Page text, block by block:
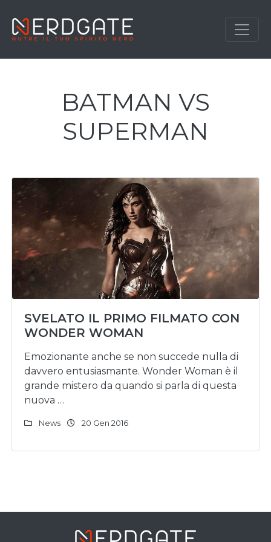
BATMAN VS
SUPERMAN
SVELATO IL PRIMO FILMATO CON
WONDER WOMAN
Emozionante anche se non succede nulla di
davvero entusiasmante. Wonder Woman è il
grande mistero da quando si parla di questa
nuova …
News 20 Gen 2016